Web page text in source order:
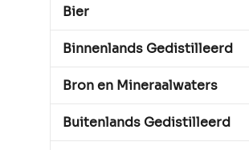
Bier
Binnenlands Gedistilleerd
Bron en Mineraalwaters
Buitenlands Gedistilleerd